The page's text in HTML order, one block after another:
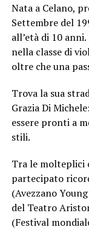
Nata a Celano,
Settembre del
all’età di 10
nella classe di
oltre che una
Trova la sua
Grazia Di
essere pronti a
stili.
Tra le molteplici
partecipato
(Avezzano
del Teatro
(Festival